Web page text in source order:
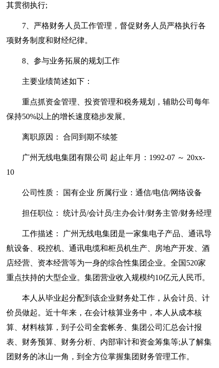
其贯彻执行;
7、严格财务人员工作管理，督促财务人员严格执行各
项财务制度和财经纪律。
8、参与业务拓展的规划工作
主要业绩简述如下：
重点抓资金管理、投资管理和税务规划，辅助公司每年
保持50%以上的增长速度稳步发展。
离职原因： 合同到期不续签
广州无线电集团有限公司 起止年月：1992-07 ～ 20xx-
10
公司性质： 国有企业 所属行业：通信/电信/网络设备
担任职位： 统计员/会计员/主办会计/财务主管/财务经理
工作描述： 广州无线电集团是一家集电子产品、通讯导
航设备、税控机、通讯电缆和柜员机生产、房地产开发、酒
店经营、资本经营等为一身的综合性集团企业。全国520家
重点扶持的大型企业。集团营业收入规模约10亿元人民币。
本人从毕业起分配到该企业财务处工作，从会计员、计
价员做起。近十年来，在会计核算业务中，本人从成本核
算、材料核算，到子公司全套帐务、集团公司汇总会计报
表、财务预算、财务分析、内部审计和资金筹集等;从了解集
团财务的冰山一角，到全方位掌握集团财务管理工作。